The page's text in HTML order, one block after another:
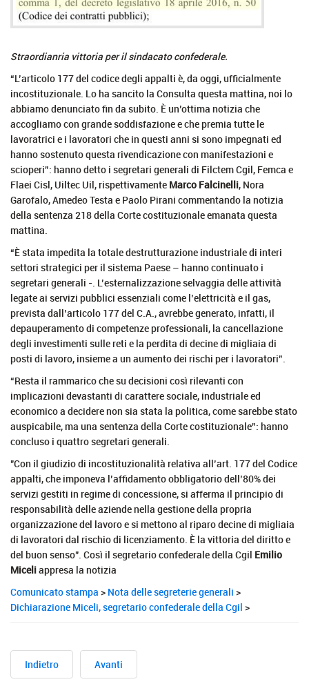
Straordianria vittoria per il sindacato confederale.
“L’articolo 177 del codice degli appalti è, da oggi, ufficialmente
incostituzionale. Lo ha sancito la Consulta questa mattina, noi lo
abbiamo denunciato fin da subito. È un’ottima notizia che
accogliamo con grande soddisfazione e che premia tutte le
lavoratrici e i lavoratori che in questi anni si sono impegnati ed
hanno sostenuto questa rivendicazione con manifestazioni e
scioperi”: hanno detto i segretari generali di Filctem Cgil, Femca e
Flaei Cisl, Uiltec Uil, rispettivamente Marco Falcinelli, Nora
Garofalo, Amedeo Testa e Paolo Pirani commentando la notizia
della sentenza 218 della Corte costituzionale emanata questa
mattina.
“È stata impedita la totale destrutturazione industriale di interi
settori strategici per il sistema Paese – hanno continuato i
segretari generali -. L’esternalizzazione selvaggia delle attività
legate ai servizi pubblici essenziali come l’elettricità e il gas,
prevista dall’articolo 177 del C.A., avrebbe generato, infatti, il
depauperamento di competenze professionali, la cancellazione
degli investimenti sulle reti e la perdita di decine di migliaia di
posti di lavoro, insieme a un aumento dei rischi per i lavoratori”.
“Resta il rammarico che su decisioni così rilevanti con
implicazioni devastanti di carattere sociale, industriale ed
economico a decidere non sia stata la politica, come sarebbe stato
auspicabile, ma una sentenza della Corte costituzionale”: hanno
concluso i quattro segretari generali.
"Con il giudizio di incostituzionalità relativa all’art. 177 del Codice
appalti, che imponeva l’affidamento obbligatorio dell’80% dei
servizi gestiti in regime di concessione, si afferma il principio di
responsabilità delle aziende nella gestione della propria
organizzazione del lavoro e si mettono al riparo decine di migliaia
di lavoratori dal rischio di licenziamento. È la vittoria del diritto e
del buon senso". Così il segretario confederale della Cgil Emilio
Miceliappresa la notizia
Comunicato stampa > Nota delle segreterie generali >
Dichiarazione Miceli, segretario confederale della Cgil >
Indietro Avanti